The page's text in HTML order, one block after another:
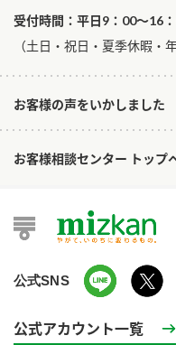
受付時間：平日9：00～16
（土日・祝日・夏季休暇・
お客様の声をいかしました
お客様相談センター トップ
公式SNS
公式アカウント一覧